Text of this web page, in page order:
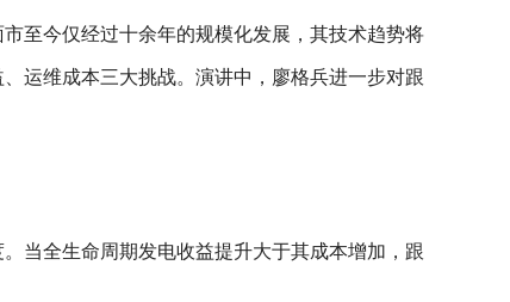
至今仅经过十余年的规模化发展，其技术趋势将
运维成本三大挑战。演讲中，廖格兵进一步对跟
当全生命周期发电收益提升大于其成本增加，跟